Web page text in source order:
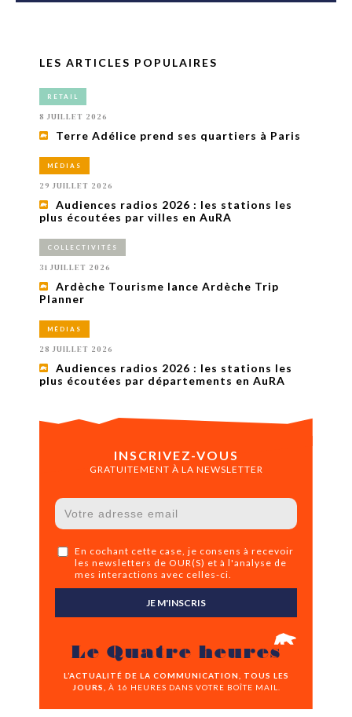
LES ARTICLES POPULAIRES
RETAIL
8 JUILLET 2026
Terre Adélice prend ses quartiers à Paris
MÉDIAS
29 JUILLET 2026
Audiences radios 2026 : les stations les
plus écoutées par villes en AuRA
COLLECTIVITÉS
31 JUILLET 2026
Ardèche Tourisme lance Ardèche Trip
Planner
MÉDIAS
28 JUILLET 2026
Audiences radios 2026 : les stations les
plus écoutées par départements en AuRA
INSCRIVEZ-VOUS
GRATUITEMENT À LA NEWSLETTER
En cochant cette case, je consens à recevoir
les newsletters de OUR(S) et à l'analyse de
mes interactions avec celles-ci.
JE M'INSCRIS
Le Quatre heures
L’ACTUALITÉ DE LA COMMUNICATION, TOUS LES
JOURS,
À 16 HEURES DANS VOTRE BOÎTE MAIL.